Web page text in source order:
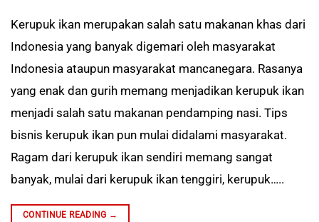
Kerupuk ikan merupakan salah satu makanan khas dari
Indonesia yang banyak digemari oleh masyarakat
Indonesia ataupun masyarakat mancanegara. Rasanya
yang enak dan gurih memang menjadikan kerupuk ikan
menjadi salah satu makanan pendamping nasi. Tips
bisnis kerupuk ikan pun mulai didalami masyarakat.
Ragam dari kerupuk ikan sendiri memang sangat
banyak, mulai dari kerupuk ikan tenggiri, kerupuk…..
CONTINUE READING →